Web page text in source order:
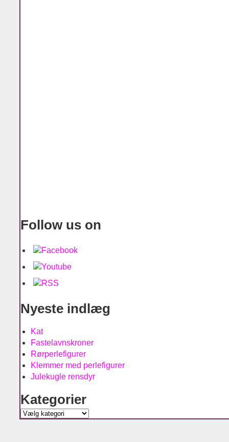
Follow us on
Nyeste indlæg
Kat
Fastelavnskroner
Rørperlefigurer
Klemmer med perlefigurer
Julekugle rensdyr
Kategorier
Kategorier